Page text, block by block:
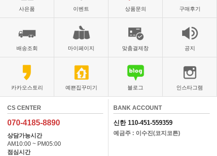
사은품 이벤트 상품문의 구매후기
배송조회 마이페이지 맞춤결제창 공지
카카오스토리 예쁜집꾸미기 블로그 인스타그램
CS CENTER
070-4185-8890
상담가능시간
AM10:00 ~ PM05:00
점심시간
BANK ACCOUNT
신한 110-451-559359
예금주 : 이수진(코지코튼)